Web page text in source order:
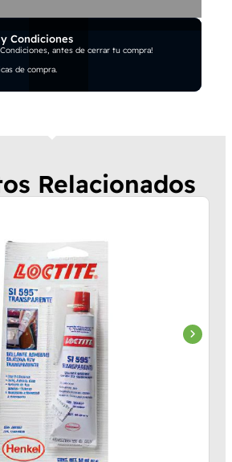
Condiciones
antes de cerrar tu compra!
de compra.
Relacionados